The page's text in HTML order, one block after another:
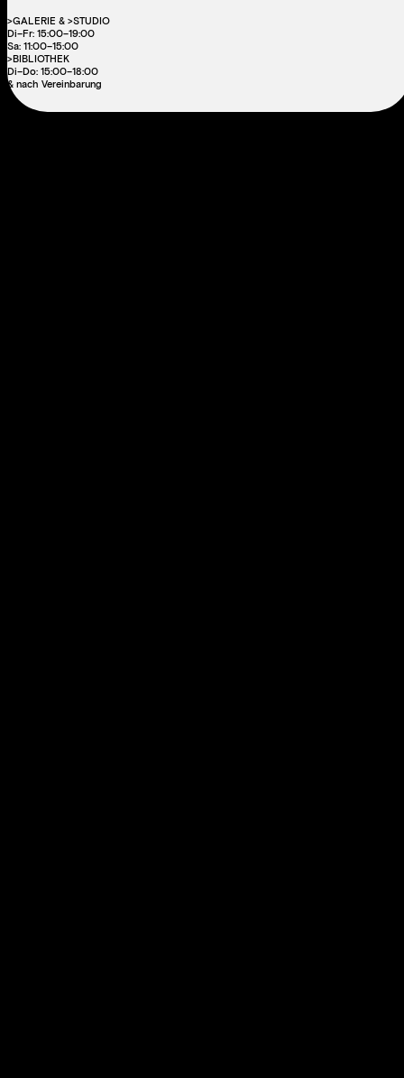
>GALERIE & >STUDIO
Di–Fr: 15:00–19:00
Sa: 11:00–15:00
>BIBLIOTHEK
Di–Do: 15:00–18:00
& nach Vereinbarung